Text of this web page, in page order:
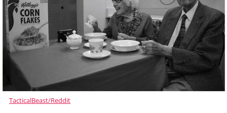
TacticalBeast/Reddit